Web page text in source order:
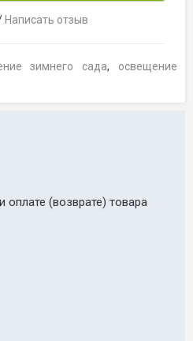
Написать отзыв
зимнего сада, освещение
(возврате) товара